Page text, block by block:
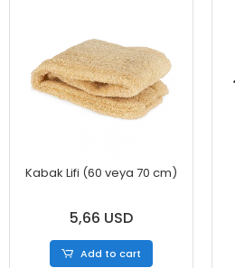
Kabak Lifi (60 veya 70 cm)
5,66 USD
Add to cart